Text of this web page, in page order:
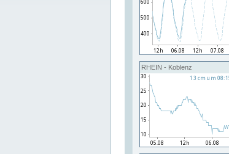
RHEIN - Koblenz